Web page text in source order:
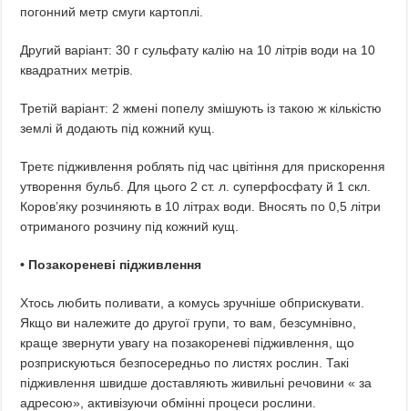
погонний метр смуги картоплі.
Другий варіант: 30 г сульфату калію на 10 літрів води на 10
квадратних метрів.
Третій варіант: 2 жмені попелу змішують із такою ж кількістю
землі й додають під кожний кущ.
Третє підживлення роблять під час цвітіння для прискорення
утворення бульб. Для цього 2 ст. л. суперфосфату й 1 скл.
Коров’яку розчиняють в 10 літрах води. Вносять по 0,5 літри
отриманого розчину під кожний кущ.
• Позакореневі підживлення
Хтось любить поливати, а комусь зручніше обприскувати.
Якщо ви належите до другої групи, то вам, безсумнівно,
краще звернути увагу на позакореневі підживлення, що
розприскуються безпосередньо по листях рослин. Такі
підживлення швидше доставляють живильні речовини « за
адресою», активізуючи обмінні процеси рослини.